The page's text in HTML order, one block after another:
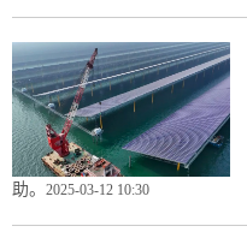
助。 2025-03-12 10:30